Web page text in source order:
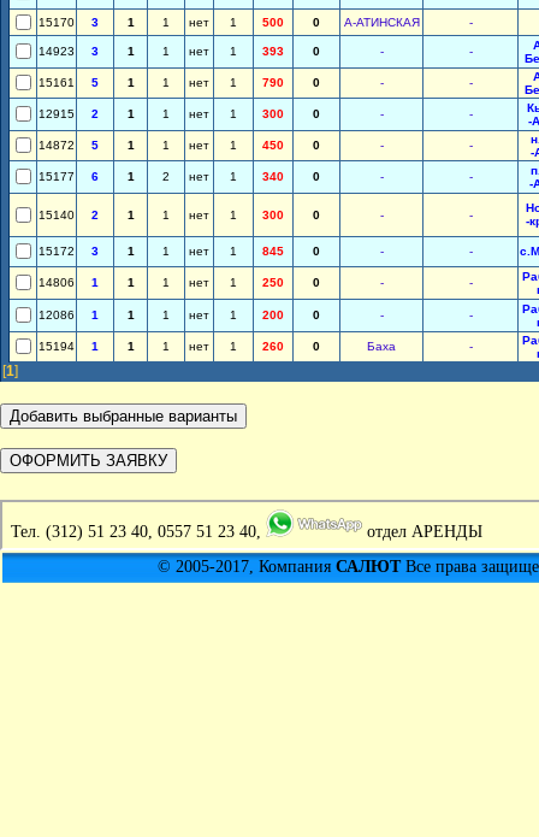
15170 3 1 1 нет 1 500 0 А-АТИНСКАЯ -
14923 3 1 1 нет 1 393 0 - -
15161
5 1 1 нет 1 790 0 - -
12915
2 1 1 нет 1 300 0 - -
-
14872
5 1 1 нет 1 450 0 - -
-
15177
6 1 2 нет 1 340 0 - -
-
15140 2 1 1 нет 1 300 0 - -
-
15172 3 1 1 нет 1 845 0 - -
14806 1 1 1 нет 1 250 0 - -
12086
1 1 1 нет 1 200 0 - -
15194
1 1 1 нет 1 260 0 Баха -
[1]
Тел. (312) 51 23 40, 0557 51 23 40,
отдел АРЕНДЫ
© 2005-2017, Компания САЛЮТВсе права